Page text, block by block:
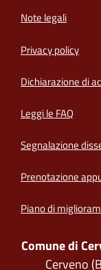
Note legali
Privacy policy
Dichiarazione di
Leggi le FAQ
Segnalazione
Prenotazione
Piano di
Comune di
Cerveno